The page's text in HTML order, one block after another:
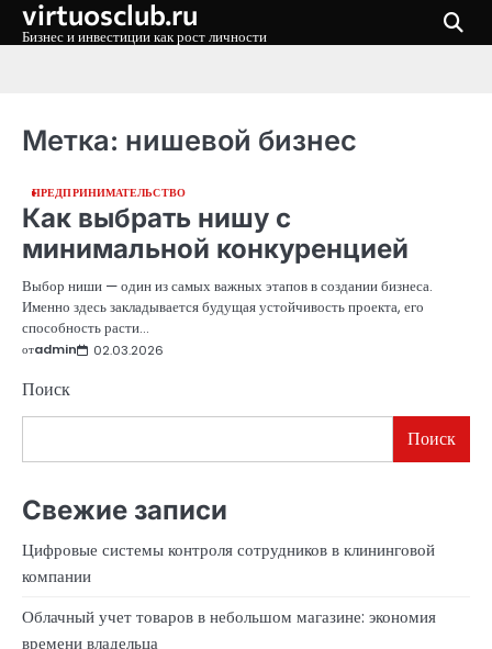
Перейти
virtuosclub.ru
Бизнес и инвестиции как рост личности
Метка: нишевой бизнес
ПРЕДПРИНИМАТЕЛЬСТВО
Как выбрать нишу с
минимальной конкуренцией
Выбор ниши — один из самых важных этапов в создании бизнеса.
Именно здесь закладывается будущая устойчивость проекта, его
способность расти…
отadmin 02.03.2026
Поиск
Поиск
Свежие записи
Цифровые системы контроля сотрудников в клининговой
компании
Облачный учет товаров в небольшом магазине: экономия
времени владельца